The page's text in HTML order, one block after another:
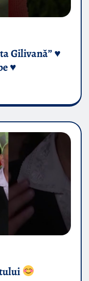
Gilivană” ♥️
♥️